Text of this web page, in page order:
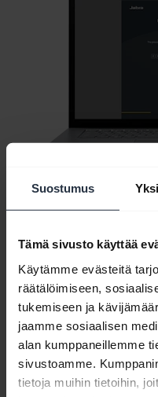
Suostumus
Tämä sivusto käyttää
Käytämme evästeitä
räätälöimiseen,
tukemiseen ja
jaamme sosiaalisen
alan kumppaneillemme
sivustoamme.
tietoja muihin tietoihin,
Kaikki
Resurssit